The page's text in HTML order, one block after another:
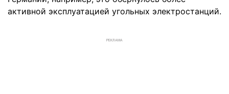
активной эксплуатацией угольных электростанций.
РЕКЛАМА